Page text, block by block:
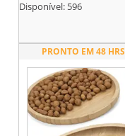
Disponível: 596
PRONTO EM 48 HRS